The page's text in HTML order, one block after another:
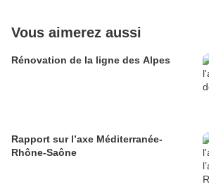
Vous aimerez aussi
Rénovation de la ligne des Alpes
Rapport sur l’axe Méditerranée-
Rhône-Saône